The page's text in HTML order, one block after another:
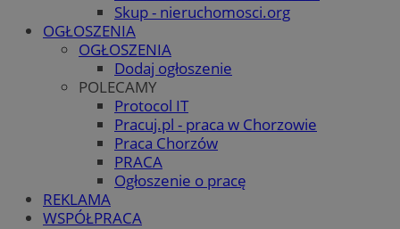
Skup - nieruchomosci.org
OGŁOSZENIA
OGŁOSZENIA
Dodaj ogłoszenie
POLECAMY
Protocol IT
Pracuj.pl - praca w Chorzowie
Praca Chorzów
PRACA
Ogłoszenie o pracę
REKLAMA
WSPÓŁPRACA